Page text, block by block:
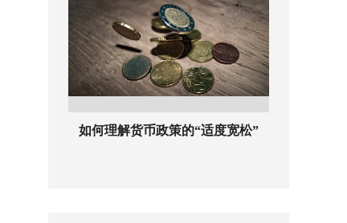
如何理解货币政策的“适度宽松”